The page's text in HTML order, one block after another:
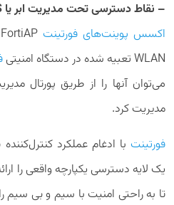
– نقاط دسترسی تحت مدیریت ابر یا
اکسس پوینت‌های فورتینت
WLAN تعبیه شده در دستگاه امنیتی
مدیریت کرد.
فورتینت با ادغام عملکرد
یک لایه دسترسی یکپارچه واقعی را
تا به راحتی امنیت با سیم و بی سیم